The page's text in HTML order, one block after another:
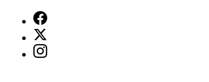
contenido
(presiona